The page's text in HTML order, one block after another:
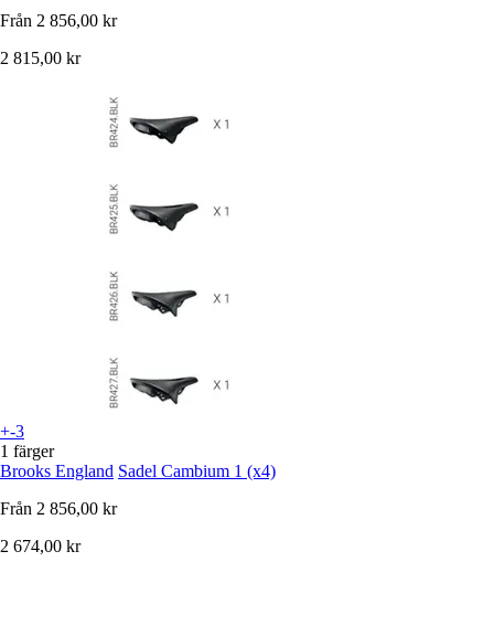
Från 2 856,00 kr
2 815,00 kr
+-3
1 färger
Brooks England Sadel Cambium 1 (x4)
Från 2 856,00 kr
2 674,00 kr